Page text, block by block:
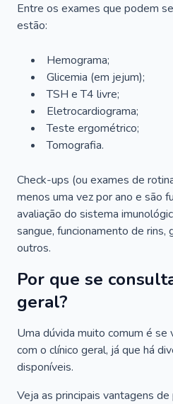
Entre os exames que podem
estão:
Hemograma;
Glicemia (em jejum);
TSH e T4 livre;
Eletrocardiograma;
Teste ergométrico;
Tomografia.
Check-ups (ou exames de
menos uma vez por ano e são
avaliação do sistema
sangue, funcionamento de rins,
outros.
Por que se
geral?
Uma dúvida muito comum é se
com o clínico geral, já que há
disponíveis.
Veja as principais vantagens